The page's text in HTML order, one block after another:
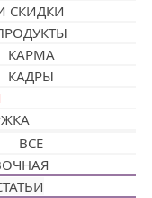
СКИДКИ
КАРМА
КАДРЫ
ВСЕ